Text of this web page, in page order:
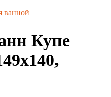
ванной
Купе